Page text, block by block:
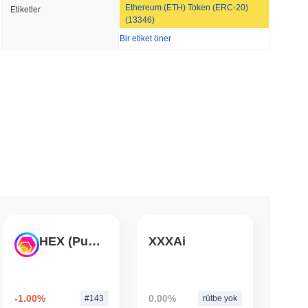
Gayrimenkulünde Tokenizasyon Bayrağını
ve Kripto ETF'leri için ABD Aracı Kurum
okunma
Etiketler
Ethereum (ETH) Token (ERC-20)
(13346)
Bir etiket öner
HEX (Pulsechain)
-1.00% #143
XXXAi
0.00% rütbe yok